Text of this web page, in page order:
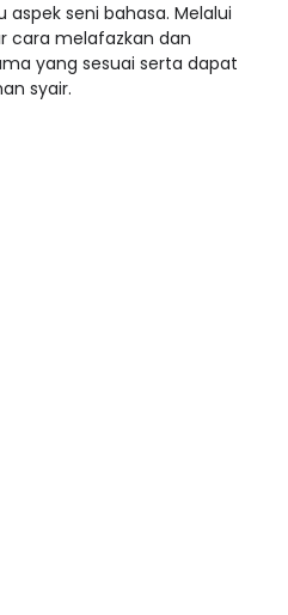
aspek seni bahasa. Melalui
cara melafazkan dan
yang sesuai serta dapat
syair.